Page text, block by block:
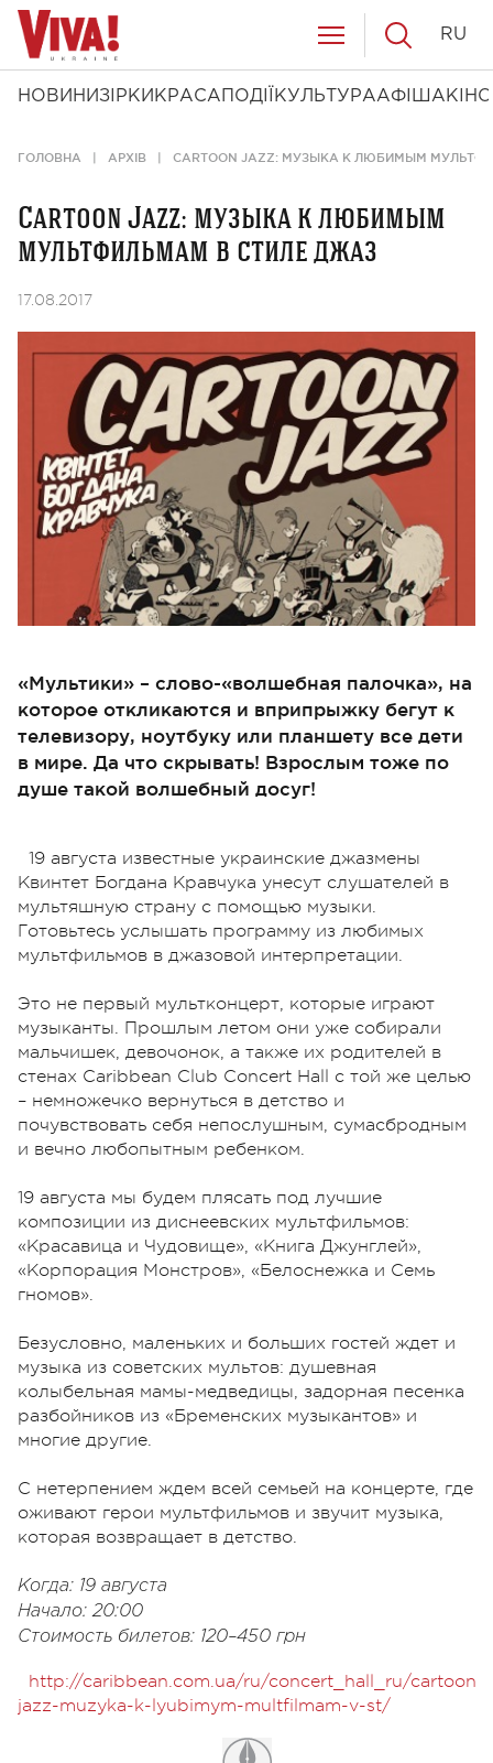
НОВИНИ ЗІРКИ КРАСА ПОДІЇ КУЛЬТУРААФІША КІНО
RU
ГОЛОВНА АРХІВ CARTOON JAZZ: МУЗЫКА К ЛЮБИМЫМ
Cartoon Jazz: музыка к любимым
мультфильмам в стиле джаз
17.08.2017
«Мультики» – слово-«волшебная палочка», на
которое откликаются и вприпрыжку бегут к
телевизору, ноутбуку или планшету все дети
в мире. Да что скрывать! Взрослым тоже по
душе такой волшебный досуг!
19 августа известные украинские джазмены
Квинтет Богдана Кравчука унесут слушателей в
мультяшную страну с помощью музыки.
Готовьтесь услышать программу из любимых
мультфильмов в джазовой интерпретации.
Это не первый мультконцерт, которые играют
музыканты. Прошлым летом они уже собирали
мальчишек, девочонок, а также их родителей в
стенах Caribbean Club Concert Hall с той же целью
– немножечко вернуться в детство и
почувствовать себя непослушным, сумасбродным
и вечно любопытным ребенком.
19 августа мы будем плясать под лучшие
композиции из диснеевских мультфильмов:
«Красавица и Чудовище», «Книга Джунглей»,
«Корпорация Монстров», «Белоснежка и Семь
гномов».
Безусловно, маленьких и больших гостей ждет и
музыка из советских мультов: душевная
колыбельная мамы-медведицы, задорная песенка
разбойников из «Бременских музыкантов» и
многие другие.
С нетерпением ждем всей семьей на концерте, где
оживают герои мультфильмов и звучит музыка,
которая возвращает в детство.
Когда: 19 августа
Начало: 20:00
Стоимость билетов: 120–450 грн
http://caribbean.com.ua/ru/concert_hall_ru/cartoon-
jazz-muzyka-k-lyubimym-multfilmam-v-st/